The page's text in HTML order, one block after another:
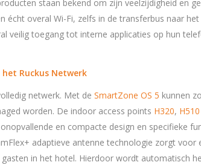
staan bekend om zijn veelzijdigheid en
écht overal Wi-Fi, zelfs in de transferbus naar
veilig toegang tot interne applicaties op hun
het Ruckus Netwerk
netwerk. Met de SmartZone OS 5 kunnen
worden. De indoor access points H320, H510
en compacte design en specifieke
adaptieve antenne technologie zorgt voor
gasten in het hotel. Hierdoor wordt automatisch